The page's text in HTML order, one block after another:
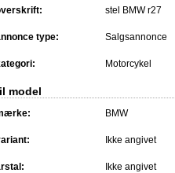
stel BMW r27
type: Salgsannonce
Motorcykel
model
BMW
Ikke angivet
Ikke angivet